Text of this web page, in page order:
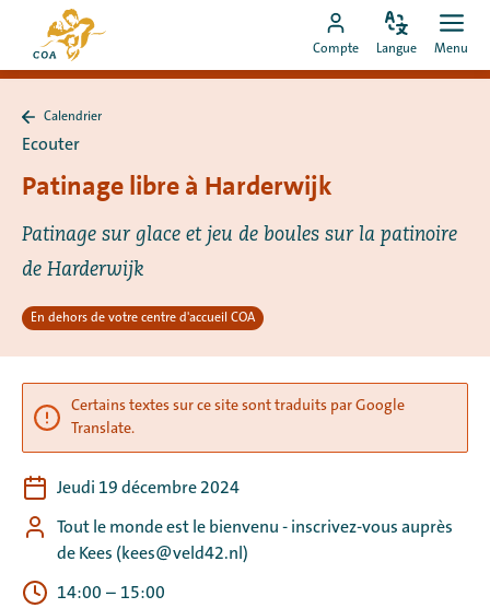
directement
au
Vers
la
page
de
MyCOA
Aller
vers
Compte
Modifiez
langue
Langue Menu
à
Calendrier
Ecouter
Patinage libre à Harderwijk
Patinage sur glace et jeu de boules sur la patinoire
de Harderwijk
En dehors de votre centre d'accueil COA
Certains textes sur ce site sont traduits par Google
Translate.
Jeudi 19 décembre 2024
Tout le monde est le bienvenu - inscrivez-vous auprès
de Kees (kees@veld42.nl)
14:00 – 15:00